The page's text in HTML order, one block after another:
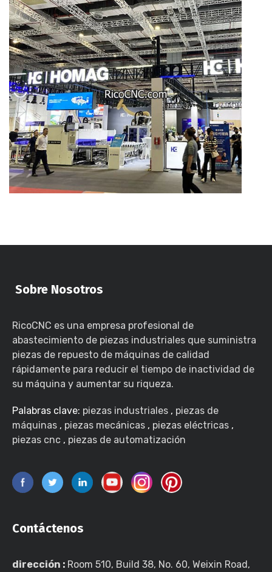
Sobre Nosotros
RicoCNC es una empresa profesional de
abastecimiento de piezas industriales que suministra
piezas de repuesto de máquinas de calidad
rápidamente para reducir el tiempo de inactividad de
su máquina y aumentar su riqueza.
Palabras clave: piezas industriales , piezas de
máquinas , piezas mecánicas , piezas eléctricas ,
piezas cnc , piezas de automatización
Contáctenos
dirección : Room 510, Build 38, No. 60, Weixin Road,